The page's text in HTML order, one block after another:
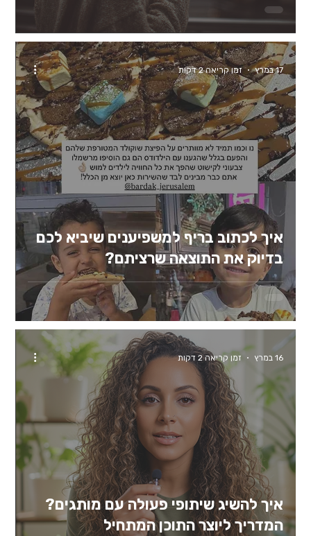
איך לכתוב בריף למשפיענים שיביא לכם
בדיוק את התוצאה שרציתם?
17 במרץ זמן קריאה 2 דקות
איך להשיג שיתופי פעולה עם מותגים?
המדריך ליוצר התוכן המתחיל
16 במרץ זמן קריאה 2 דקות